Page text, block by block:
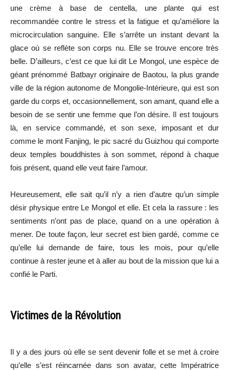
une crème à base de centella, une plante qui est
recommandée contre le stress et la fatigue et qu’améliore la
microcirculation sanguine. Elle s’arrête un instant devant la
glace où se reflète son corps nu. Elle se trouve encore très
belle. D’ailleurs, c’est ce que lui dit Le Mongol, une espèce de
géant prénommé Batbayr originaire de Baotou, la plus grande
ville de la région autonome de Mongolie-Intérieure, qui est son
garde du corps et, occasionnellement, son amant, quand elle a
besoin de se sentir une femme que l’on désire. Il est toujours
là, en service commandé, et son sexe, imposant et dur
comme le mont Fanjing, le pic sacré du Guizhou qui comporte
deux temples bouddhistes à son sommet, répond à chaque
fois présent, quand elle veut faire l’amour.
Heureusement, elle sait qu’il n’y a rien d’autre qu’un simple
désir physique entre Le Mongol et elle. Et cela la rassure : les
sentiments n’ont pas de place, quand on a une opération à
mener. De toute façon, leur secret est bien gardé, comme ce
qu’elle lui demande de faire, tous les mois, pour qu’elle
continue à rester jeune et à aller au bout de la mission que lui a
confié le Parti.
Victimes de la Révolution
Il y a des jours où elle se sent devenir folle et se met à croire
qu’elle s’est réincarnée dans son avatar, cette Impératrice